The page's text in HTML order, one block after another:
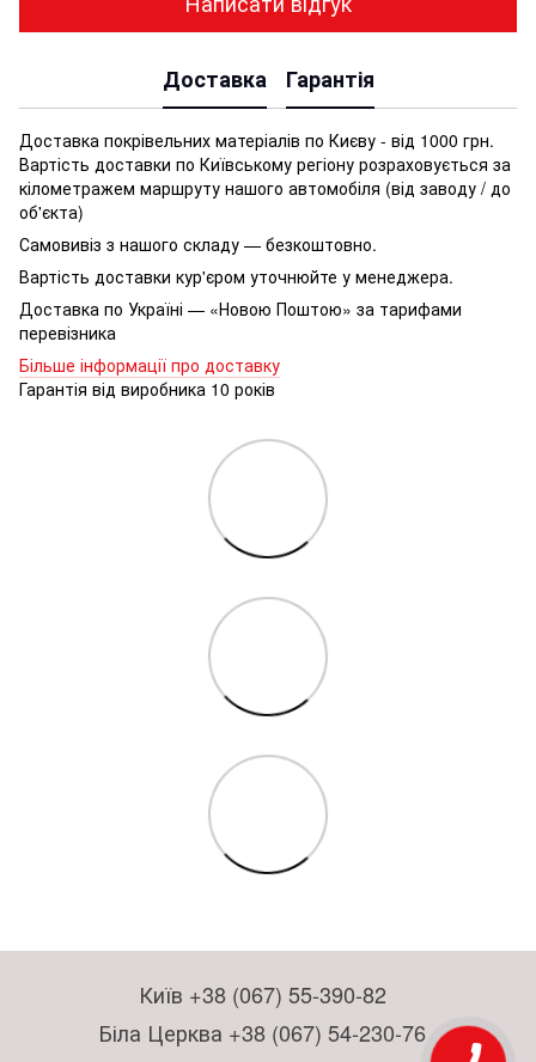
Доставка Гарантія
Доставка покрівельних матеріалів по Києву - від 1000 грн.
Вартість доставки по Київському регіону розраховується за
кілометражем маршруту нашого автомобіля (від заводу / до
об'єкта)
Самовивіз з нашого складу — безкоштовно.
Вартість доставки кур'єром уточнюйте у менеджера.
Доставка по Україні — «Новою Поштою» за тарифами
перевізника
Більше інформації про доставку
Гарантія від виробника 10 років
Київ +38 (067) 55-390-82
Біла Церква +38 (067) 54-230-76